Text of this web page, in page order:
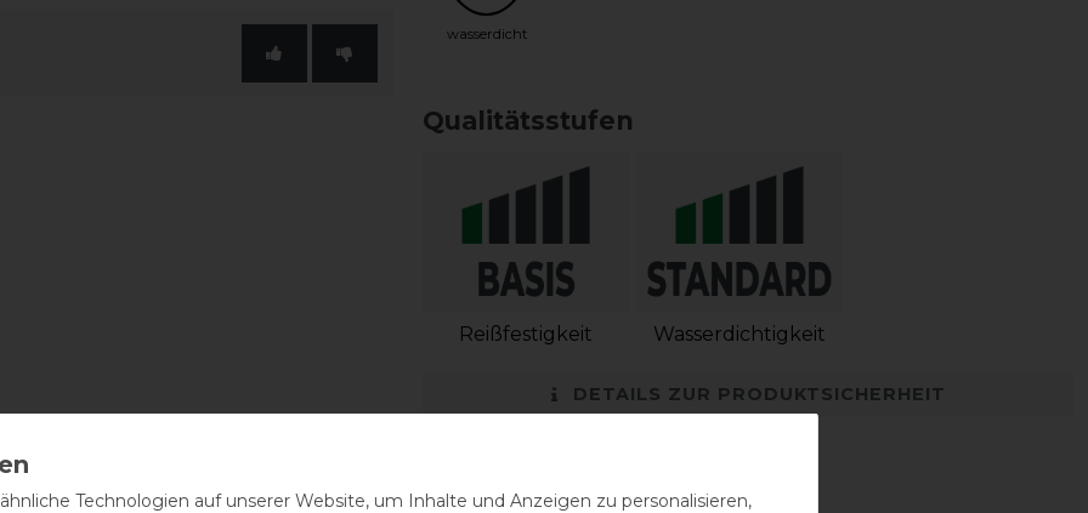
wasserdicht
Qualitätsstufen
Reißfestigkeit Wasserdichtigkeit
DETAILS ZUR PRODUKTSICHERHEIT
Technologien auf unserer Website, um Inhalte und Anzeigen zu personalisieren,